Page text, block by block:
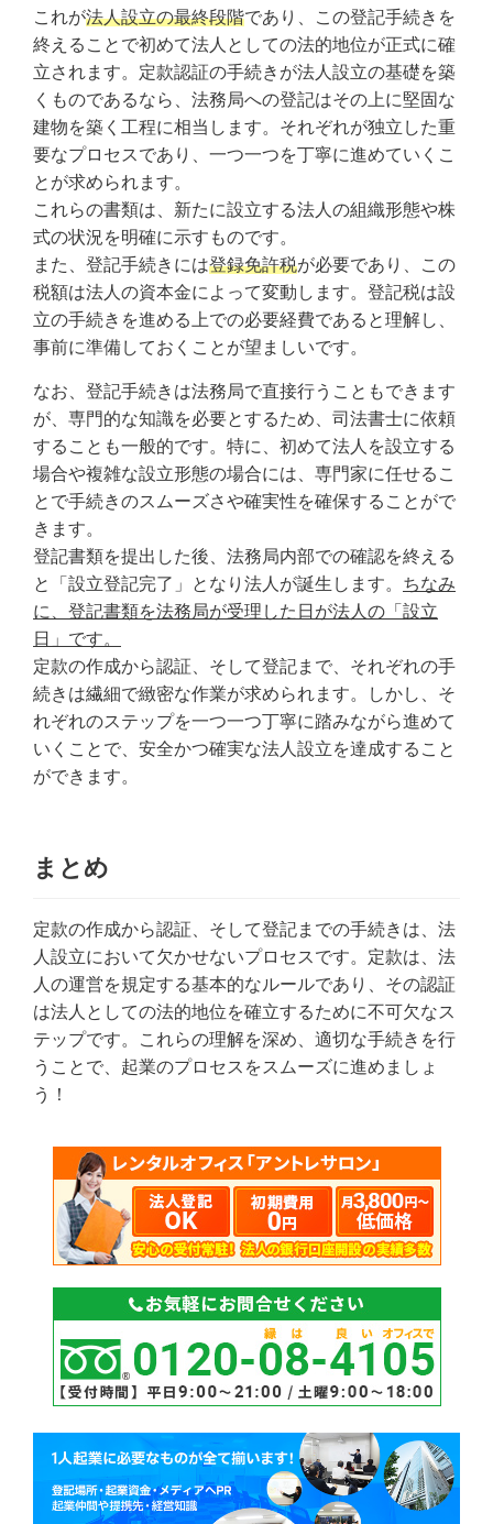
これが法人設立の最終段階であり、この登記手続きを
終えることで初めて法人としての法的地位が正式に確
立されます。定款認証の手続きが法人設立の基礎を築
くものであるなら、法務局への登記はその上に堅固な
建物を築く工程に相当します。それぞれが独立した重
要なプロセスであり、一つ一つを丁寧に進めていくこ
とが求められます。
これらの書類は、新たに設立する法人の組織形態や株
式の状況を明確に示すものです。
また、登記手続きには登録免許税が必要であり、この
税額は法人の資本金によって変動します。登記税は設
立の手続きを進める上での必要経費であると理解し、
事前に準備しておくことが望ましいです。
なお、登記手続きは法務局で直接行うこともできます
が、専門的な知識を必要とするため、司法書士に依頼
することも一般的です。特に、初めて法人を設立する
場合や複雑な設立形態の場合には、専門家に任せるこ
とで手続きのスムーズさや確実性を確保することがで
きます。
登記書類を提出した後、法務局内部での確認を終える
と「設立登記完了」となり法人が誕生します。 ちなみ
に、登記書類を法務局が受理した日が法人の「設立
日」です。
定款の作成から認証、そして登記まで、それぞれの手
続きは繊細で緻密な作業が求められます。しかし、そ
れぞれのステップを一つ一つ丁寧に踏みながら進めて
いくことで、安全かつ確実な法人設立を達成すること
ができます。
まとめ
定款の作成から認証、そして登記までの手続きは、法
人設立において欠かせないプロセスです。定款は、法
人の運営を規定する基本的なルールであり、その認証
は法人としての法的地位を確立するために不可欠なス
テップです。これらの理解を深め、適切な手続きを行
うことで、起業のプロセスをスムーズに進めましょ
う！